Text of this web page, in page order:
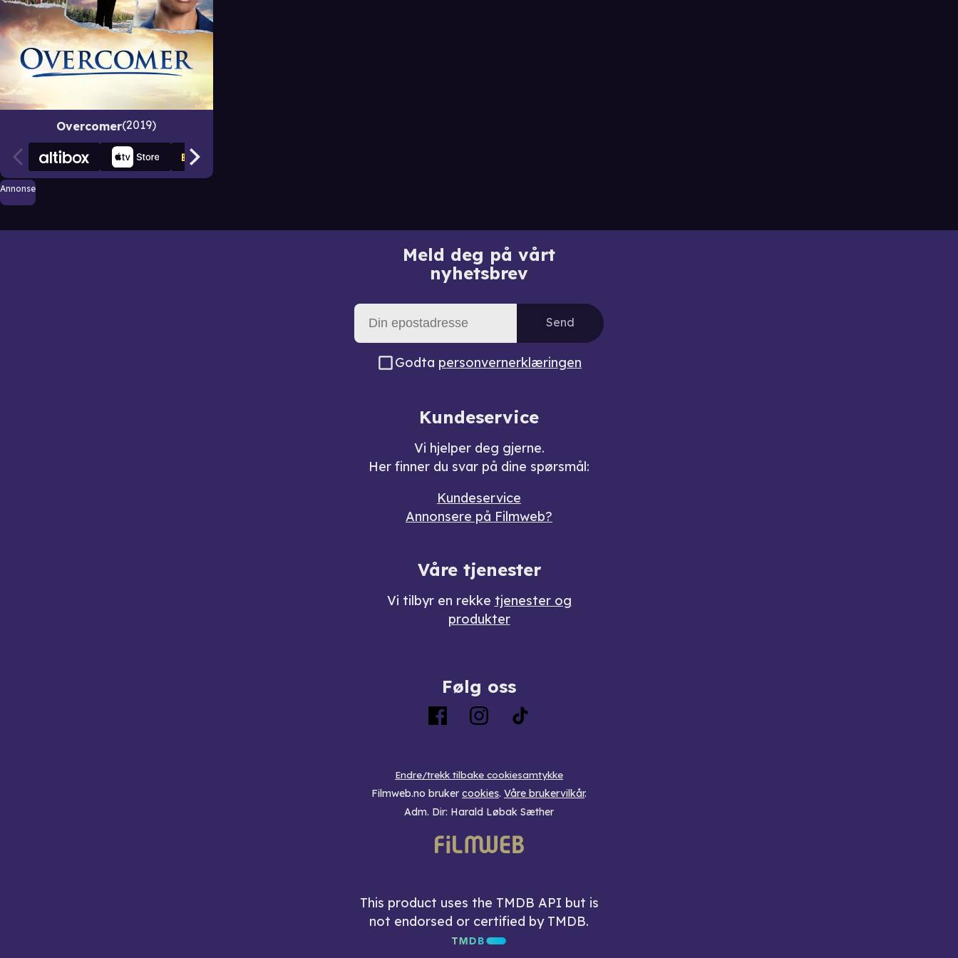
Overcomer 2019
Annonse
Meld deg på vårt
nyhetsbrev
Send
Godta personvernerklæringen
Kundeservice
Vi hjelper deg gjerne.
Her finner du svar på dine spørsmål:
Kundeservice
Annonsere på Filmweb?
Våre tjenester
Vi tilbyr en rekke tjenester og
produkter
Følg oss
Endre/trekk tilbake cookiesamtykke
Filmweb.no bruker cookies. Våre brukervilkår.
Adm. Dir: Harald Løbak Sæther
This product uses the TMDB API but is
not endorsed or certified by TMDB.